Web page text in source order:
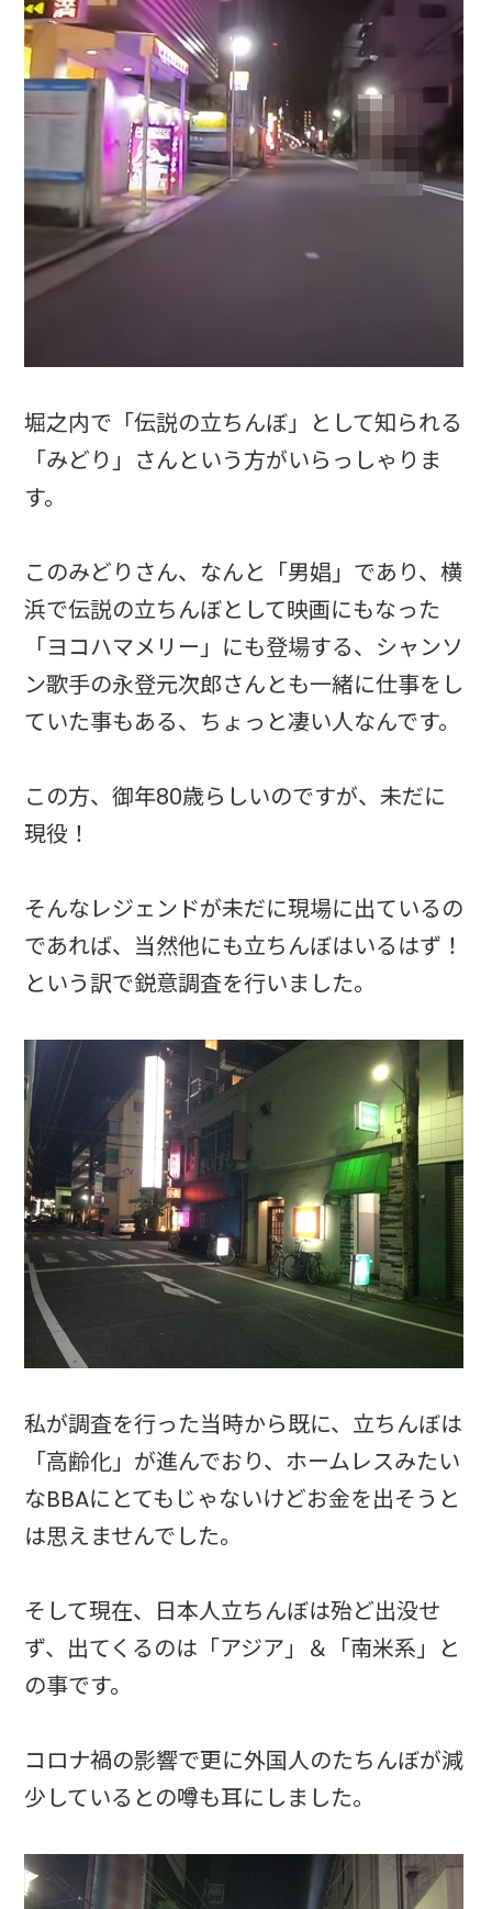
堀之内で「伝説の立ちんぼ」として知られる
「みどり」さんという方がいらっしゃりま
す。
このみどりさん、なんと「男娼」であり、横
浜で伝説の立ちんぼとして映画にもなった
「ヨコハマメリー」にも登場する、シャンソ
ン歌手の永登元次郎さんとも一緒に仕事をし
ていた事もある、ちょっと凄い人なんです。
この方、御年80歳らしいのですが、未だに
現役！
そんなレジェンドが未だに現場に出ているの
であれば、当然他にも立ちんぼはいるはず！
という訳で鋭意調査を行いました。
私が調査を行った当時から既に、立ちんぼは
「高齢化」が進んでおり、ホームレスみたい
なBBAにとてもじゃないけどお金を出そうと
は思えませんでした。
そして現在、日本人立ちんぼは殆ど出没せ
ず、出てくるのは「アジア」＆「南米系」と
の事です。
コロナ禍の影響で更に外国人のたちんぼが減
少しているとの噂も耳にしました。